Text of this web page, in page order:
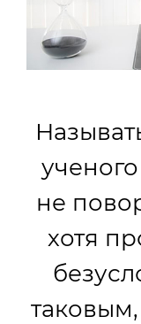
не
хотя